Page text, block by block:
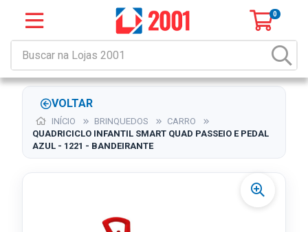
0
VOLTAR
INÍCIO BRINQUEDOS
CARRO
QUADRICICLO INFANTIL SMART QUAD PASSEIO E PEDAL
AZUL - 1221 - BANDEIRANTE